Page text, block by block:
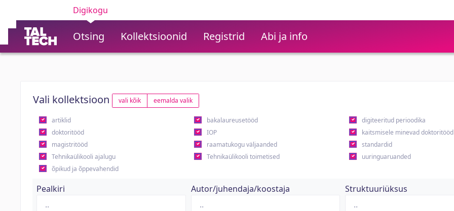
Digikogu
Otsing Kollektsioonid Registrid Abi ja info
Vali kollektsioon vali kõik eemalda valik
artiklid bakalaureusetööd digiteeritud perioodika
doktoritööd
IOP kaitsmisele minevad doktoritööd
magistritööd
raamatukogu väljaanded standardid
Tehnikaülikooli ajalugu
Tehnikaülikooli toimetised uuringuaruanded
õpikud ja õppevahendid
Pealkiri Autor/juhendaja/koostaja Struktuuriüksus